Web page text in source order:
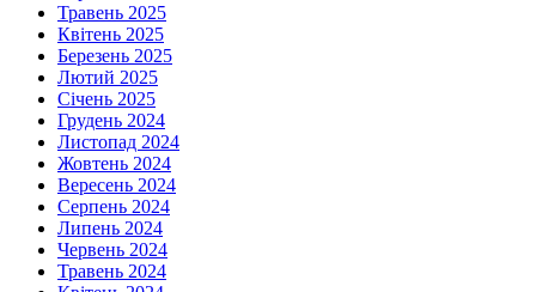
Травень 2025
Квітень 2025
Березень 2025
Лютий 2025
Січень 2025
Грудень 2024
Листопад 2024
Жовтень 2024
Вересень 2024
Серпень 2024
Липень 2024
Червень 2024
Травень 2024